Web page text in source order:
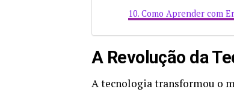
Como Aprender com
A Revolução da
A tecnologia transformou o